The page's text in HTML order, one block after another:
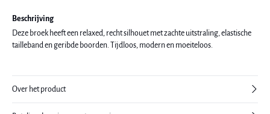
Beschrijving
Deze broek heeft een relaxed, recht silhouet met zachte uitstraling, elastische
tailleband en geribde boorden. Tijdloos, modern en moeiteloos.
Over het product